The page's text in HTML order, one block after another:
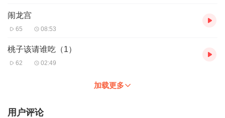
闹龙宫
65 08:53
桃子该请谁吃（1）
62 02:49
加载更多
用户评论